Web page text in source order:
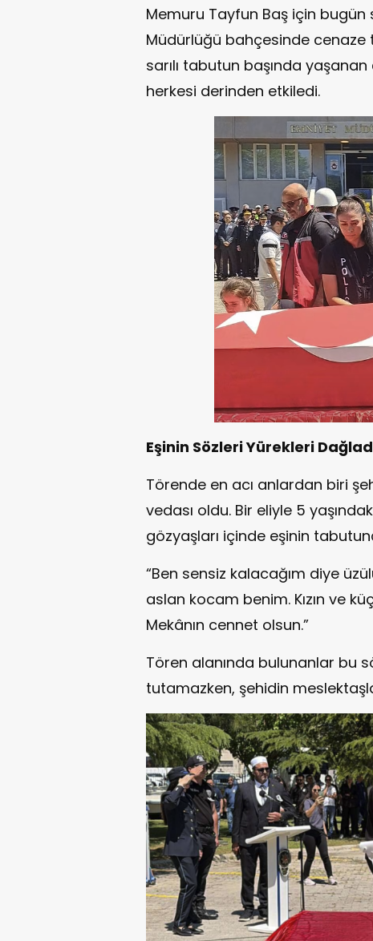
Memuru Tayfun Baş için bugün
Müdürlüğü bahçesinde cenaze
sarılı tabutun başında
herkesi derinden etkiledi.
Eşinin Sözleri Yürekleri
Törende en acı anlardan biri
vedası oldu. Bir eliyle 5
gözyaşları içinde eşinin
“Ben sensiz kalacağım diye
aslan kocam benim. Kızın ve
Mekânın cennet olsun.”
Tören alanında bulunanlar bu
tutamazken, şehidin